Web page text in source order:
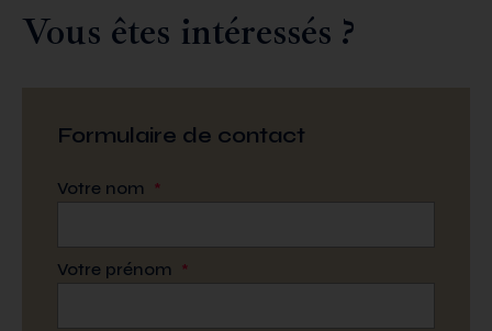
Vous êtes intéressés ?
Formulaire de contact
Votre nom *
Votre prénom *